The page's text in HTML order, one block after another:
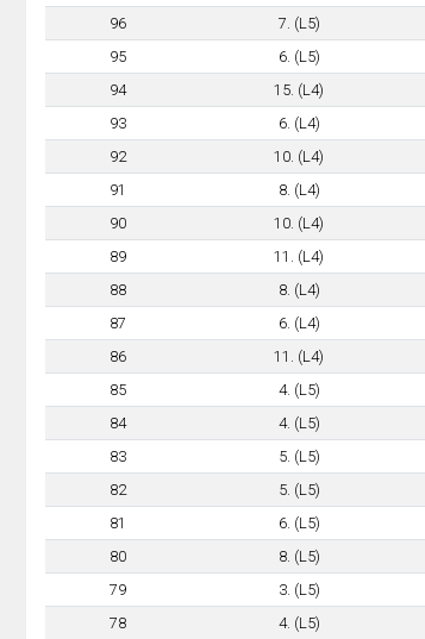
96
7. (L5)
95
6. (L5)
94
15. (L4)
93
6. (L4)
92
10. (L4)
91
8. (L4)
90
10. (L4)
89
11. (L4)
88
8. (L4)
87
6. (L4)
86
11. (L4)
85
4. (L5)
84
4. (L5)
83
5. (L5)
82
5. (L5)
81
6. (L5)
80
8. (L5)
79
3. (L5)
78
4. (L5)